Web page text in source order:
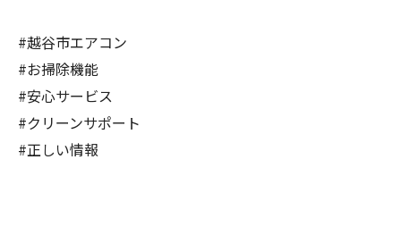
#越谷市エアコン
#お掃除機能
#安心サービス
#クリーンサポート
#正しい情報